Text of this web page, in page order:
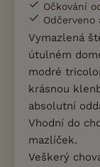
Očkování
Vymazlená
útulném
modré
krásnou
absolutní
Vhodní do
mazlíček.
Veškerý